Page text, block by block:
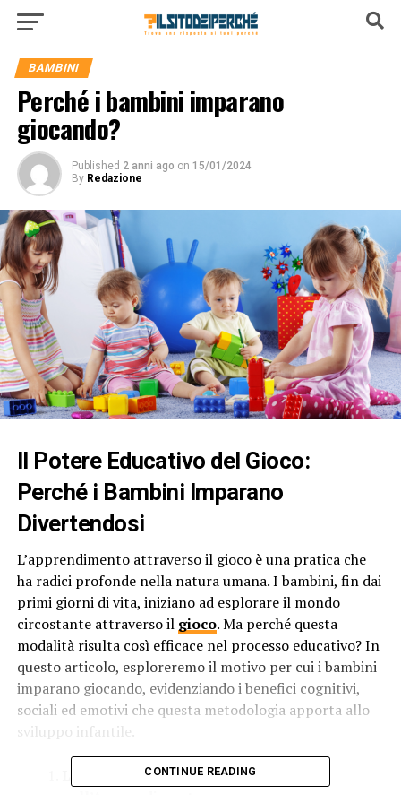
BAMBINI
Perché i bambini imparano
giocando?
Published 2 anni ago on 15/01/2024
By Redazione
Il Potere Educativo del Gioco:
Perché i Bambini Imparano
Divertendosi
L’apprendimento attraverso il gioco è una pratica che
ha radici profonde nella natura umana. I bambini, fin dai
primi giorni di vita, iniziano ad esplorare il mondo
circostante attraverso il gioco. Ma perché questa
modalità risulta così efficace nel processo educativo? In
questo articolo, esploreremo il motivo per cui i bambini
imparano giocando, evidenziando i benefici cognitivi,
sociali ed emotivi che questa metodologia apporta allo
sviluppo infantile.
La Natura Intrinseca del Gioco
CONTINUE READING